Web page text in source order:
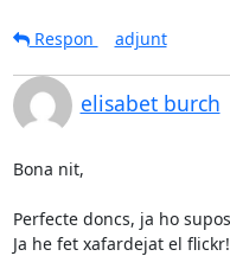
Respon
adjunt
elisabet burch
Bona nit,
Perfecte doncs, ja ho
Ja he fet xafardejat el